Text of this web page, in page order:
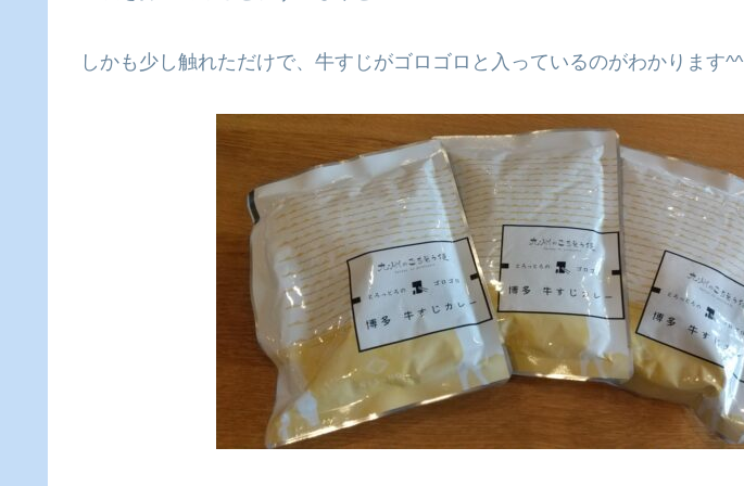
しかも少し触れただけで、牛すじがゴロゴロと入っているのがわかります^^